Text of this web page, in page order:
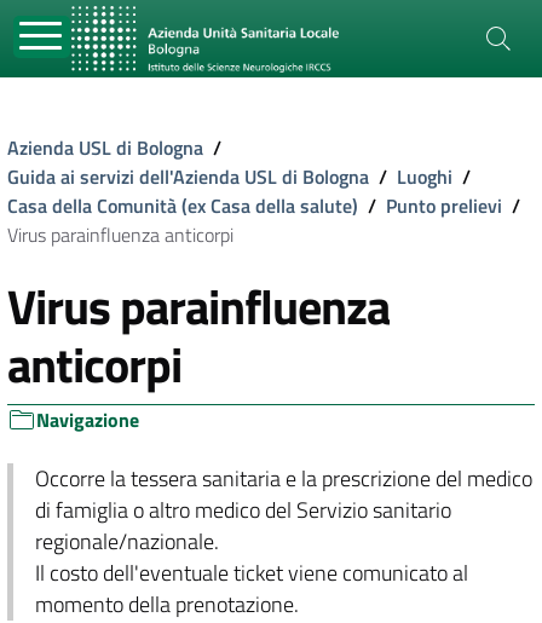
Azienda USL di Bologna /
Guida ai servizi dell'Azienda USL di Bologna / Luoghi /
Casa della Comunità (ex Casa della salute) / Punto prelievi /
Virus parainfluenza anticorpi
Virus parainfluenza
anticorpi
Navigazione
Occorre la tessera sanitaria e la prescrizione del medico
di famiglia o altro medico del Servizio sanitario
regionale/nazionale.
Il costo dell'eventuale ticket viene comunicato al
momento della prenotazione.